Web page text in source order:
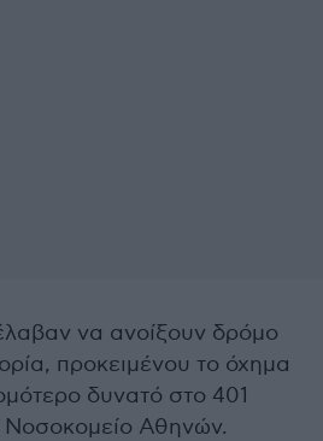
να ανοίξουν δρόμο
προκειμένου το όχημα
δυνατό στο 401
Νοσοκομείο Αθηνών.